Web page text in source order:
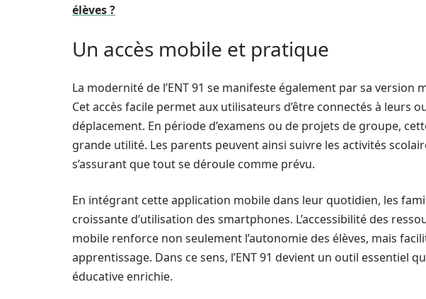
élèves ?
Un accès mobile et pratique
La modernité de l’ENT 91 se manifeste également par sa version
Cet accès facile permet aux utilisateurs d’être connectés à leurs
déplacement. En période d’examens ou de projets de groupe,
grande utilité. Les parents peuvent ainsi suivre les activités
s’assurant que tout se déroule comme prévu.
En intégrant cette application mobile dans leur quotidien, les
croissante d’utilisation des smartphones. L’accessibilité des
mobile renforce non seulement l’autonomie des élèves, mais
apprentissage. Dans ce sens, l’ENT 91 devient un outil essentiel
éducative enrichie.